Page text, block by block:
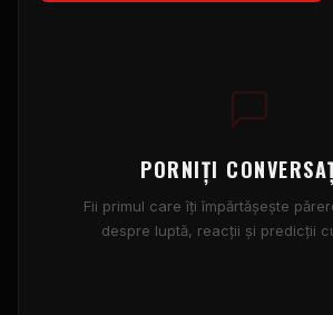
PORNIȚI
Fii primul care îți împărtășește
despre luptă, reacții și predicții